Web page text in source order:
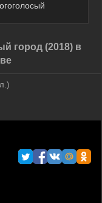
город (2018) в